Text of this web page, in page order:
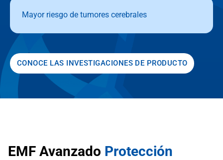
Mayor riesgo de tumores cerebrales
CONOCE LAS INVESTIGACIONES DE PRODUCTO
EMF Avanzado Protección